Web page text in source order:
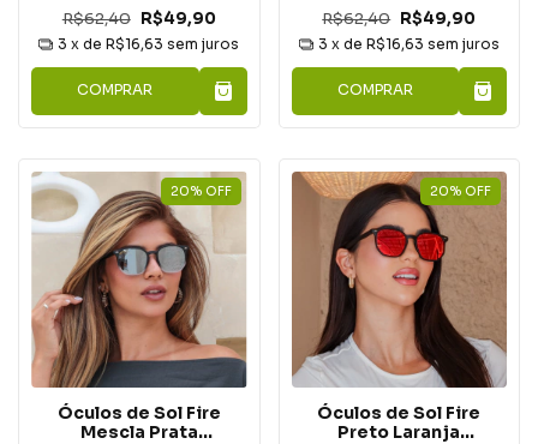
R$62,40 R$49,90
3 x deR$16,63 sem juros
COMPRAR
R$62,40 R$49,90
3 x de R$16,63 sem juros
COMPRAR
20% OFF
Óculos de Sol Fire
Mescla Prata
20% OFF
Óculos de Sol Fire
Preto Laranja